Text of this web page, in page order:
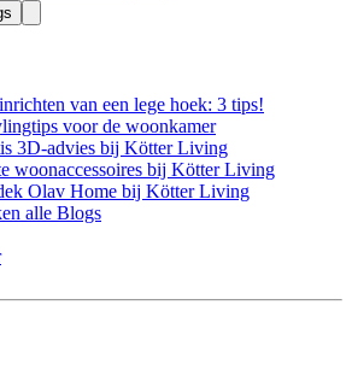
van een lege hoek: 3 tips!
voor de woonkamer
3D-advies bij Kötter Living
woonaccessoires bij Kötter Living
Olav Home bij Kötter Living
alle Blogs